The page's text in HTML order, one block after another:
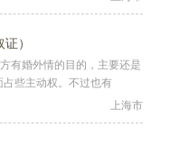
）
有婚外情的目的，主要还是
些主动权。不过也有
上海市